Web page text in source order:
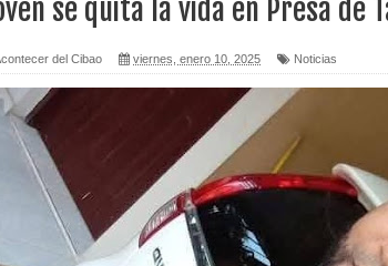
se quita la vida en Presa de
del Cibao viernes, enero 10, 2025 Noticias